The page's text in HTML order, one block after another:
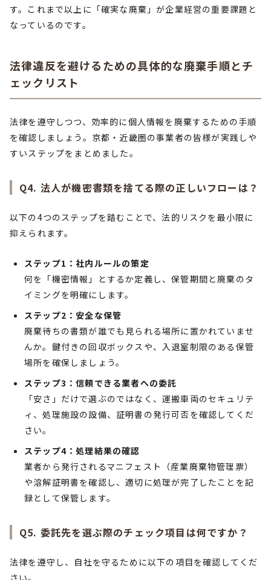
す。これまで以上に「確実な廃棄」が企業経営の重要課題と
なっているのです。
法律違反を避けるための具体的な廃棄手順とチ
ェックリスト
法律を遵守しつつ、効率的に個人情報を廃棄するための手順
を確認しましょう。京都・近畿圏の事業者の皆様が実践しや
すいステップをまとめました。
Q4. 法人が機密書類を捨てる際の正しいフローは？
以下の4つのステップを踏むことで、法的リスクを最小限に
抑えられます。
ステップ1：社内ルールの策定
何を「機密情報」とするか定義し、保管期間と廃棄のタ
イミングを明確にします。
ステップ2：安全な保管
廃棄待ちの書類が誰でも見られる場所に置かれていませ
んか。鍵付きの回収ボックスや、入退室制限のある保管
場所を確保しましょう。
ステップ3：信頼できる業者への委託
「安さ」だけで選ぶのではなく、運搬車両のセキュリテ
ィ、処理施設の設備、証明書の発行可否を確認してくだ
さい。
ステップ4：処理結果の確認
業者から発行されるマニフェスト（産業廃棄物管理票）
や溶解証明書を確認し、適切に処理が完了したことを記
録として保管します。
Q5. 委託先を選ぶ際のチェック項目は何ですか？
法律を遵守し、自社を守るために以下の項目を確認してくだ
さい。